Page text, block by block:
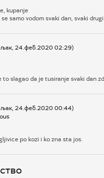
kupanje
samo vodom svaki dan, svaki
24.феб.2020 02:29)
to slagao da je tusiranje svaki dan
24.феб.2020 00:44)
po kozi i ko zna sta jos.